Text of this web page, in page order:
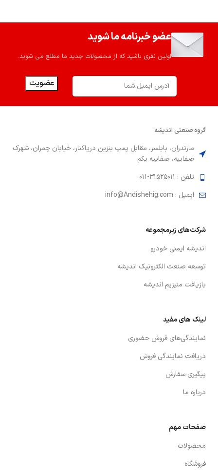
عضو خبرنامه ما شوید
اولین نفری باشید که از محصولات جدید ما مطلع می شوید.
گروه صنعتي انديشه
مازندران، بابلسر، مقابل پمپ بنزين درياكنار، خيابان چمران، شهرك
صفاييه، صفاييه يكم
تلفن : 31525011-011
ايميل : info@Andishehig.com
شركت‌هاي زيرمجموعه
انديشه ايمني خودرو
توسعه صنعت الكترونيك انديشه
بازيافت منيزيم انديشه
لینک های مفید
نمايندگي‌هاي فروش حضوري
دريافت نمايندگي فروش
پیگیری سفارش
درباره ما
صفحات مهم
محصولات
فروشگاه